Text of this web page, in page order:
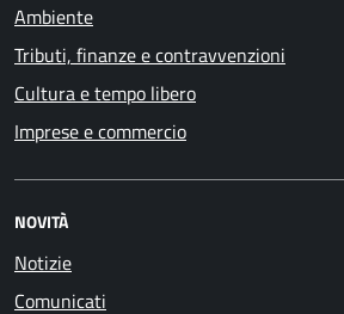
Ambiente
Tributi, finanze e contravvenzioni
Cultura e tempo libero
Imprese e commercio
NOVITÀ
Notizie
Comunicati